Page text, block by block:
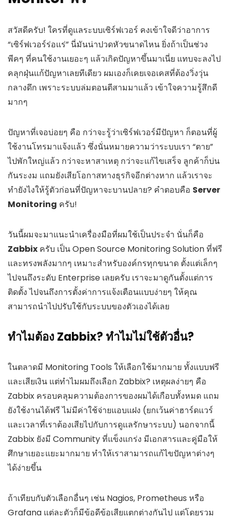
สวัสดีครับ! ใครที่ดูแลระบบเซิร์ฟเวอร์ คงเข้าใจดีว่าอาการ
“เซิร์ฟเวอร์ร่อแร่” นี่มันน่าปวดหัวขนาดไหน ยิ่งถ้าเป็นช่วง
พีคๆ ที่คนใช้งานเยอะๆ แล้วเกิดปัญหาขึ้นมาเนี่ย แทบจะลงไป
คลุกฝุ่นแก้ปัญหาเลยทีเดียว ผมเองก็เคยเจอเคสที่ต้องวิ่งวุ่น
กลางดึก เพราะระบบล่มตอนตีสามมาแล้ว เข้าใจความรู้สึกดี
มากๆ
ปัญหาที่เจอบ่อยๆ คือ กว่าจะรู้ว่าเซิร์ฟเวอร์มีปัญหา ก็ตอนที่ผู้
ใช้งานโทรมาแจ้งแล้ว ซึ่งนั่นหมายความว่าระบบเรา “ตาย”
ไปพักใหญ่แล้ว กว่าจะหาสาเหตุ กว่าจะแก้ไขเสร็จ ลูกค้าก็บ่น
กันระงม แถมยังเสียโอกาสทางธุรกิจอีกต่างหาก แล้วเราจะ
ทำยังไงให้รู้ตัวก่อนที่ปัญหาจะบานปลาย? คำตอบคือ Server
Monitoring ครับ!
วันนี้ผมจะมาแนะนำเครื่องมือที่ผมใช้เป็นประจำ นั่นก็คือ
Zabbix ครับ เป็น Open Source Monitoring Solution ที่ฟรี
และทรงพลังมากๆ เหมาะสำหรับองค์กรทุกขนาด ตั้งแต่เล็กๆ
ไปจนถึงระดับ Enterprise เลยครับ เราจะมาดูกันตั้งแต่การ
ติดตั้ง ไปจนถึงการตั้งค่าการแจ้งเตือนแบบง่ายๆ ให้คุณ
สามารถนำไปปรับใช้กับระบบของตัวเองได้เลย
ทำไมต้อง Zabbix? ทำไมไม่ใช้ตัวอื่น?
ในตลาดมี Monitoring Tools ให้เลือกใช้มากมาย ทั้งแบบฟรี
และเสียเงิน แต่ทำไมผมถึงเลือก Zabbix? เหตุผลง่ายๆ คือ
Zabbix ครอบคลุมความต้องการของผมได้เกือบทั้งหมด แถม
ยังใช้งานได้ฟรี ไม่มีค่าใช้จ่ายแอบแฝง (ยกเว้นค่าฮาร์ดแวร์
และเวลาที่เราต้องเสียไปกับการดูแลรักษาระบบ) นอกจากนี้
Zabbix ยังมี Community ที่แข็งแกร่ง มีเอกสารและคู่มือให้
ศึกษาเยอะแยะมากมาย ทำให้เราสามารถแก้ไขปัญหาต่างๆ
ได้ง่ายขึ้น
ถ้าเทียบกับตัวเลือกอื่นๆ เช่น Nagios, Prometheus หรือ
Grafana แต่ละตัวก็มีข้อดีข้อเสียแตกต่างกันไป แต่โดยรวม